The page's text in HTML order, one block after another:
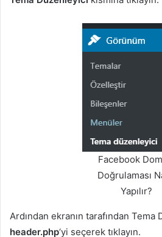
Facebook
Doğrulaması
Yapılır?
Ardından ekranın tarafından Tema
header.php‘yi seçerek tıklayın.